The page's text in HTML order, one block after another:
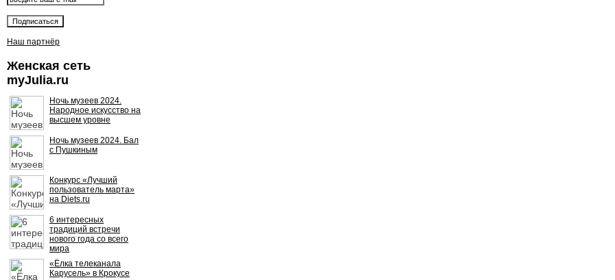
Наш партнёр
Женская сеть
myJulia.ru
Ночь музеев 2024.
Народное искусство на
высшем уровне
Ночь музеев 2024. Бал
с Пушкиным
Конкурс «Лучший
пользователь марта»
на Diets.ru
6 интересных
традиций встречи
нового года со всего
мира
«Ёлка телеканала
Карусель» в Крокусе